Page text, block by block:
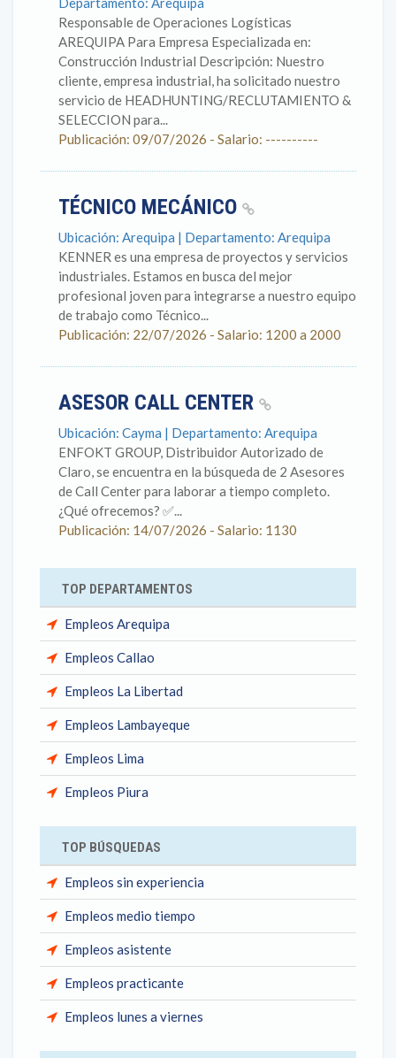
Responsable de Operaciones Logísticas
AREQUIPA Para Empresa Especializada en:
Construcción Industrial Descripción: Nuestro
cliente, empresa industrial, ha solicitado nuestro
servicio de HEADHUNTING/RECLUTAMIENTO &
SELECCION para...
Publicación: 09/07/2026 - Salario: ----------
TÉCNICO MECÁNICO
Ubicación: Arequipa | Departamento: Arequipa
KENNER es una empresa de proyectos y servicios
industriales. Estamos en busca del mejor
profesional joven para integrarse a nuestro equipo
de trabajo como Técnico...
Publicación: 22/07/2026 - Salario: 1200 a 2000
ASESOR CALL CENTER
Ubicación: Cayma | Departamento: Arequipa
ENFOKT GROUP, Distribuidor Autorizado de
Claro, se encuentra en la búsqueda de 2 Asesores
de Call Center para laborar a tiempo completo.
¿Qué ofrecemos? ✅...
Publicación: 14/07/2026 - Salario: 1130
TOP DEPARTAMENTOS
Empleos Arequipa
Empleos Callao
Empleos La Libertad
Empleos Lambayeque
Empleos Lima
Empleos Piura
TOP BÚSQUEDAS
Empleos sin experiencia
Empleos medio tiempo
Empleos asistente
Empleos practicante
Empleos lunes a viernes